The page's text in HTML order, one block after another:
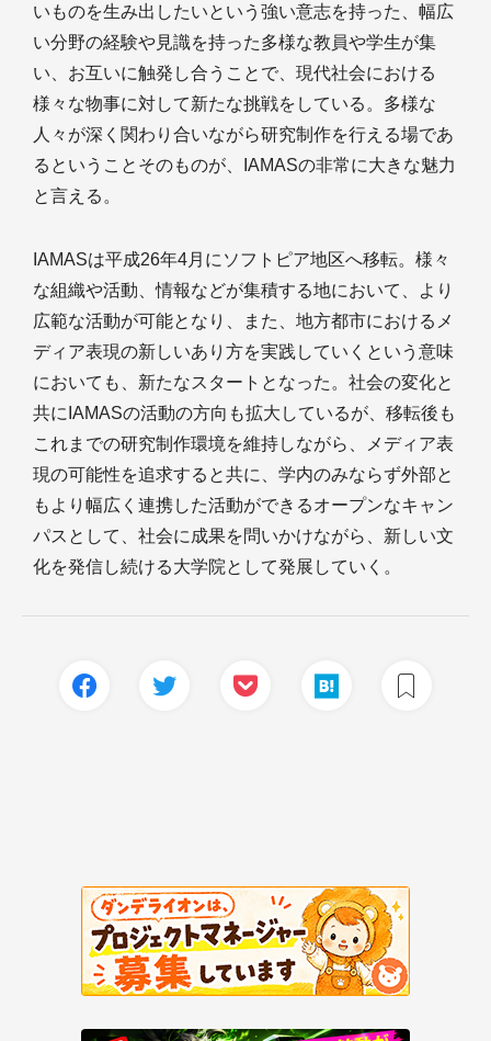
いものを生み出したいという強い意志を持った、幅広
い分野の経験や見識を持った多様な教員や学生が集
い、お互いに触発し合うことで、現代社会における
様々な物事に対して新たな挑戦をしている。多様な
人々が深く関わり合いながら研究制作を行える場であ
るということそのものが、IAMASの非常に大きな魅力
と言える。
IAMASは平成26年4月にソフトピア地区へ移転。様々
な組織や活動、情報などが集積する地において、より
広範な活動が可能となり、また、地方都市におけるメ
ディア表現の新しいあり方を実践していくという意味
においても、新たなスタートとなった。社会の変化と
共にIAMASの活動の方向も拡大しているが、移転後も
これまでの研究制作環境を維持しながら、メディア表
現の可能性を追求すると共に、学内のみならず外部と
もより幅広く連携した活動ができるオープンなキャン
パスとして、社会に成果を問いかけながら、新しい文
化を発信し続ける大学院として発展していく。